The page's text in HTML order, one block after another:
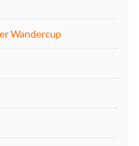
Wandercup